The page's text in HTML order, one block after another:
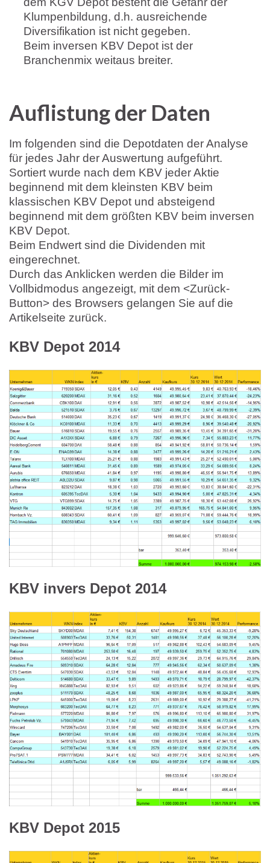
Klumpenbildung, d.h. ausreichende
Diversifikation ist nicht gegeben.
Beim inversen KBV Depot ist der
Branchenmix weitaus breiter.
Auflistung der Daten
Im folgenden sind die Depotdaten der Analyse
für jedes Jahr der Auswertung aufgeführt.
Sortiert wurde nach dem KBV jeder Aktie
beginnend mit dem kleinsten KBV beim
klassischen KBV Depot und absteigend
beginnend mit dem größten KBV beim inversen
KBV Depot.
Beim Endwert sind die Dividenden mit
eingerechnet.
Durch das Anklicken werden die Bilder im
Vollbidmodus angezeigt, mit dem <Zurück-
Button> des Browsers gelangen Sie auf die
Artikelseite zurück.
KBV Depot 2014
KBV invers Depot 2014
KBV Depot 2015